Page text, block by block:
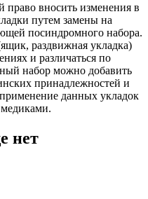
право вносить изменения в
путем замены на
посиндромного набора.
раздвижная укладка)
и различаться по
набор можно добавить
принадлежностей и
данных укладок
нет